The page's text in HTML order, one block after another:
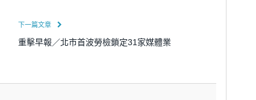
下一篇文章
重擊早報／北市首波勞檢鎖定31家媒體業